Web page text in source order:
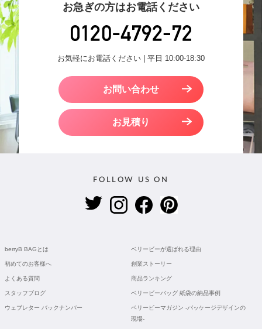
お急ぎの方はお電話ください
お気軽にお電話ください | 平日 10:00-18:30
お問い合わせ
お見積り
FOLLOW US ON
berryB BAGとは ベリービーが選ばれる理由
初めてのお客様へ 創業ストーリー
よくある質問 商品ランキング
スタッフブログ ベリービーバッグ 紙袋の納品事例
ウェブレター バックナンバー
ベリービーマガジン -パッケージデザインの
現場-